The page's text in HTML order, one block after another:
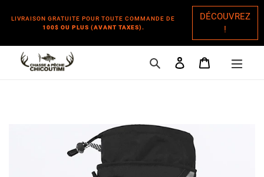
LIVRAISON GRATUITE POUR TOUTE COMMANDE DE
100$ OU PLUS (AVANT TAXES).
DÉCOUVREZ
!
RechercherSe connecter
Panier